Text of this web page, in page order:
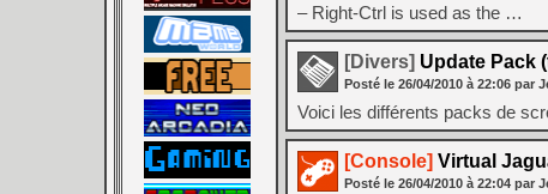
– Right-Ctrl is used as the …
[Divers] Update Pack
Posté le 26/04/2010 à 22:06 par
Voici les différents packs de
[Console] Virtual
Posté le 26/04/2010 à 22:04 par